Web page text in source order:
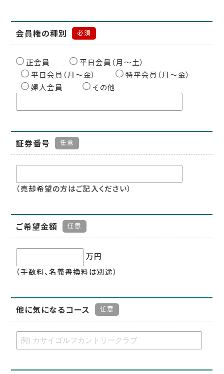
会員権の種別 必須
正会員
平日会員（月〜土）
平日会員（月〜金）
特平会員（月〜金）
婦人会員
その他
証券番号 任意
（売却希望の方はご記入ください）
ご希望金額 任意
万円
（手数料、名義書換料は別途）
他に気になるコース 任意